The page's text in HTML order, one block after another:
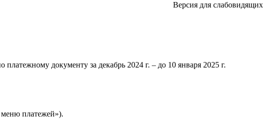
Версия для слабовидящих
документу за декабрь 2024 г. – до 10 января 2025 г.
платежей»).